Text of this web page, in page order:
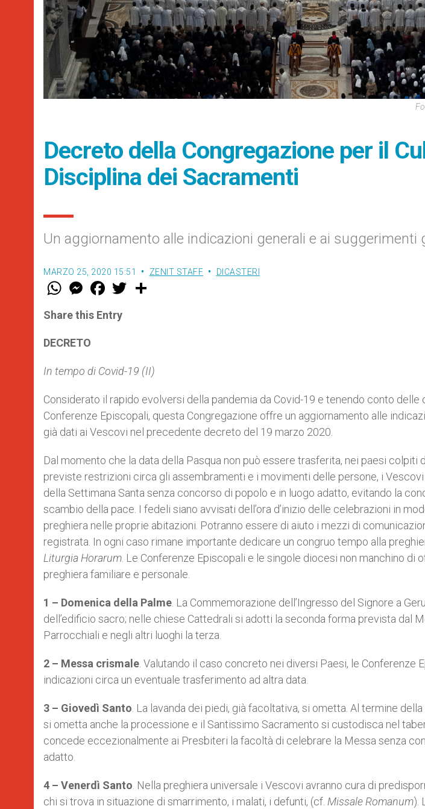
Decreto della Congregazione per il
Disciplina dei Sacramenti
Un aggiornamento alle indicazioni generali e ai suggerimenti
MARZO 25, 2020 15:51 ZENIT STAFF DICASTERI
W
t
s
p
p
M
e
s
e
g
e
F
a
e
b
w
Share this Entry
DECRETO
In tempo di Covid-19 (II)
Considerato il rapido evolversi della pandemia da Covid-19 e tenendo conto
Conferenze Episcopali, questa Congregazione offre un aggiornamento alle
già dati ai Vescovi nel precedente decreto del 19 marzo 2020.
Dal momento che la data della Pasqua non può essere trasferita, nei paesi colpiti
previste restrizioni circa gli assembramenti e i movimenti delle persone, i
della Settimana Santa senza concorso di popolo e in luogo adatto, evitando la
scambio della pace. I fedeli siano avvisati dell’ora d’inizio delle celebrazioni in
preghiera nelle proprie abitazioni. Potranno essere di aiuto i mezzi di
registrata. In ogni caso rimane importante dedicare un congruo tempo alla
Liturgia Horarum. Le Conferenze Episcopali e le singole diocesi non manchino di
preghiera familiare e personale.
1 – Domenica della Palme. La Commemorazione dell’Ingresso del Signore a
dell’edificio sacro; nelle chiese Cattedrali si adotti la seconda forma prevista dal
Parrocchiali e negli altri luoghi la terza.
2 – Messa crismale. Valutando il caso concreto nei diversi Paesi, le Conferenze
indicazioni circa un eventuale trasferimento ad altra data.
3 – Giovedì Santo. La lavanda dei piedi, già facoltativa, si ometta. Al termine
si ometta anche la processione e il Santissimo Sacramento si custodisca nel
concede eccezionalmente ai Presbiteri la facoltà di celebrare la Messa senza
adatto.
4 – Venerdì Santo. Nella preghiera universale i Vescovi avranno cura di
chi si trova in situazione di smarrimento, i malati, i defunti, (cf. Missale Romanum).